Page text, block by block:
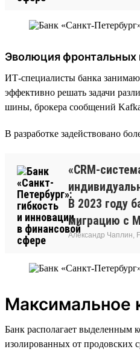
Эволюция фронтальных
ИТ-специалисты банка
эффективно решать задачи
шины, брокера сообщений
В разработке задействовано
«CRM-
В 2023 году
миграцию с
Александр Чаплин,
Максимальное
Банк располагает выделенным
изолированных от продовских